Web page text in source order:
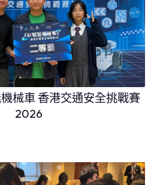
械車 香港交通安全挑戰賽
2026